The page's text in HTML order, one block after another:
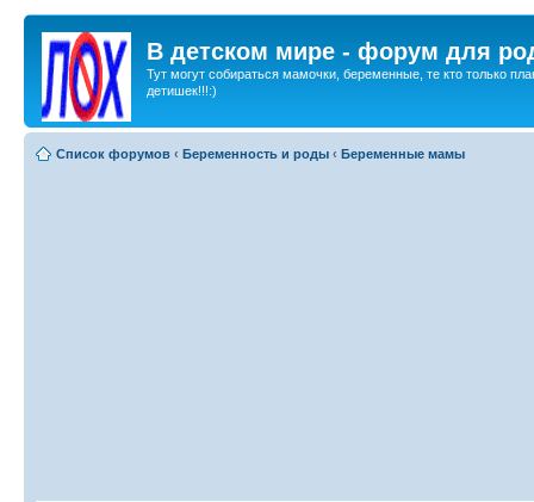
В детском мире - форум для
Тут могут собираться мамочки, беременные, те кто только
детишек!!!:)
Список форумов ‹ Беременность и роды ‹ Беременные мамы